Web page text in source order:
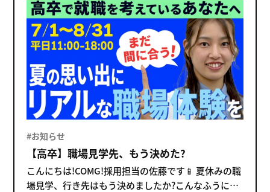
#お知らせ
【高卒】職場見学先、もう決めた?
こんにちは!COMG!採用担当の佐藤です📱 夏休みの職
場見学、行き先はもう決めましたか?こんなふうに悩